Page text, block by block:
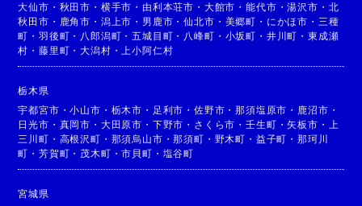
大仙市 ・ 秋田市 ・ 横手市 ・ 由利本荘市 ・ 大館市 ・能代市 ・湯沢市 ・ 北
秋田市 ・ 鹿角市 ・ 潟上市 ・ 男鹿市 ・仙北市 ・ 美郷町 ・ にかほ市 ・ 三種
町 ・羽後町 ・ 八郎潟町 ・五城目町 ・ 八峰町 ・ 小坂町 ・ 井川町 ・ 東成瀬
村 ・藤里町 ・大潟村 ・ 上小阿仁村
栃木県
宇都宮市 ・小山市 ・ 栃木市 ・ 足利市 ・佐野市 ・那須塩原市 ・ 鹿沼市 ・
日光市 ・ 真岡市 ・ 大田原市 ・ 下野市 ・ さくら市 ・壬生町 ・矢板市 ・
上
三川町 ・ 高根沢町 ・ 那須烏山市 ・那須町 ・ 野木町 ・ 益子町 ・那珂川
町 ・芳賀町 ・ 茂木町 ・市貝町 ・ 塩谷町
宮城県